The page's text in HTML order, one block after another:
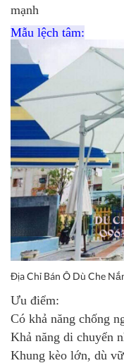
mạnh
Mẫu lệch tâm:
Địa Chỉ Bán Ô Dù Che
Ưu điểm:
Có khả năng chống
Khả năng di chuyển
Khung kèo lớn, dù